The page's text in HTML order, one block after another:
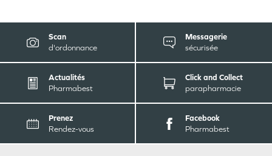
Scan
d'ordonnance
Messagerie
sécurisée
Actualités
Pharmabest
Click and Collect
parapharmacie
Prenez
Rendez-vous
Facebook
Pharmabest